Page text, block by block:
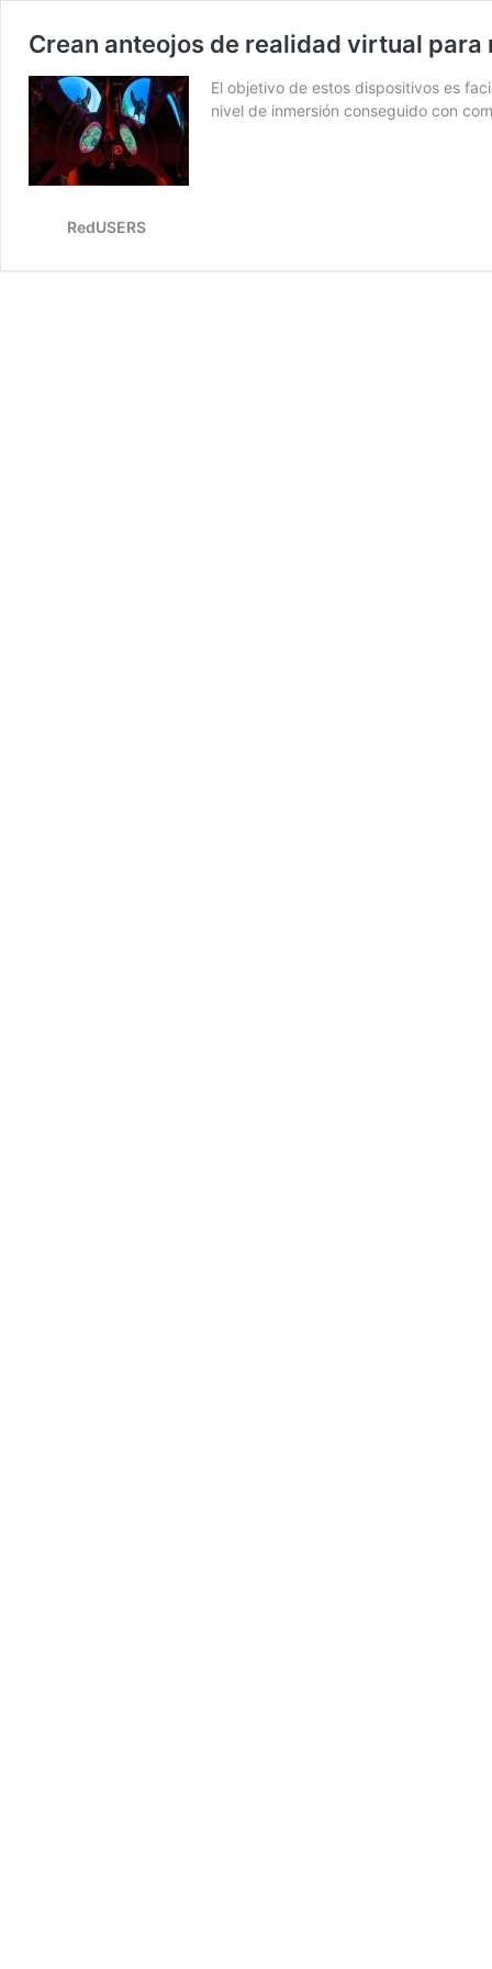
Crean anteojos de realidad virtual para
El objetivo de estos dispositivos es
nivel de inmersión conseguido con
RedUSERS